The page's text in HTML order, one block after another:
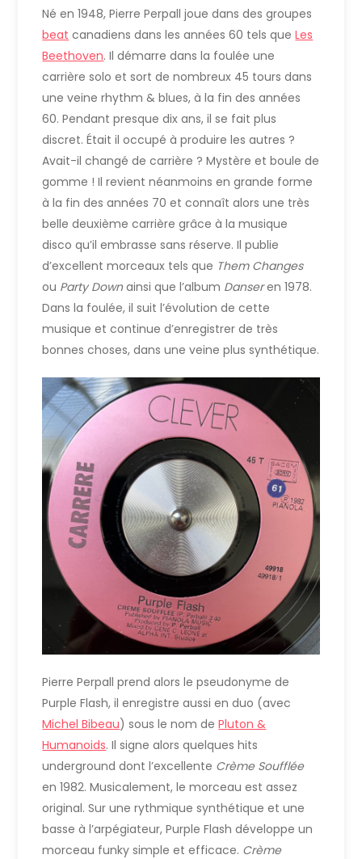
Né en 1948, Pierre Perpall joue dans des groupes
beat canadiens dans les années 60 tels queLes
Beethoven. Il démarre dans la foulée une
carrière solo et sort de nombreux 45 tours dans
une veine rhythm & blues, à la fin des années
60. Pendant presque dix ans, il se fait plus
discret. Était il occupé à produire les autres ?
Avait-il changé de carrière ? Mystère et boule de
gomme ! Il revient néanmoins en grande forme
à la fin des années 70 et connaît alors une très
belle deuxième carrière grâce à la musique
disco qu’il embrasse sans réserve. Il publie
d’excellent morceaux tels que Them Changes
ou Party Downainsi que l’album Danseren 1978.
Dans la foulée, il suit l’évolution de cette
musique et continue d’enregistrer de très
bonnes choses, dans une veine plus synthétique.
Pierre Perpall prend alors le pseudonyme de
Purple Flash, il enregistre aussi en duo (avec
Michel Bibeau) sous le nom dePluton &
Humanoids. Il signe alors quelques hits
underground dont l’excellente Crème Soufflée
en 1982. Musicalement, le morceau est assez
original. Sur une rythmique synthétique et une
basse à l’arpégiateur, Purple Flash développe un
morceau funky simple et efficace. Crème